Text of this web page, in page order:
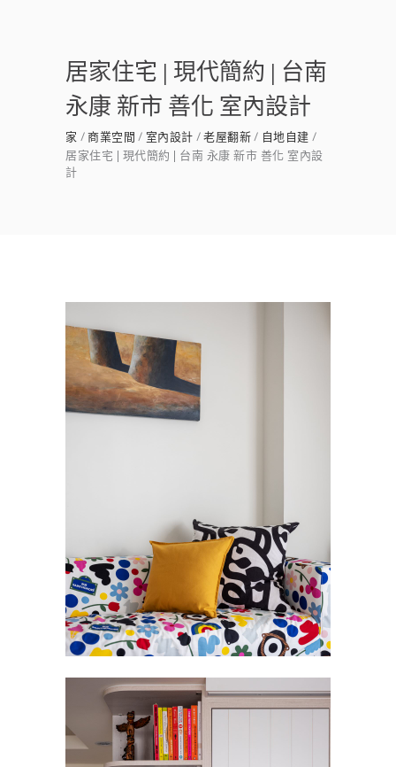
居家住宅 | 現代簡約 | 台南
永康 新市 善化 室內設計
家 商業空間 室內設計 老屋翻新
自地自建
居家住宅 | 現代簡約 | 台南 永康 新市 善化 室內設
計